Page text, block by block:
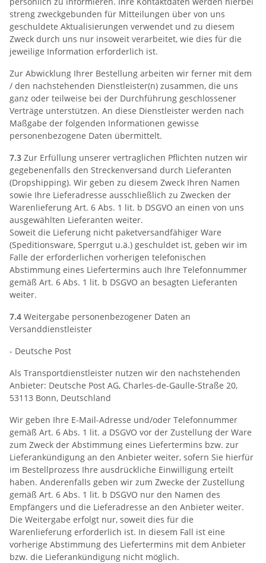
streng zweckgebunden für Mitteilungen über von uns
geschuldete Aktualisierungen verwendet und zu diesem
Zweck durch uns nur insoweit verarbeitet, wie dies für die
jeweilige Information erforderlich ist.
Zur Abwicklung Ihrer Bestellung arbeiten wir ferner mit dem
/ den nachstehenden Dienstleister(n) zusammen, die uns
ganz oder teilweise bei der Durchführung geschlossener
Verträge unterstützen. An diese Dienstleister werden nach
Maßgabe der folgenden Informationen gewisse
personenbezogene Daten übermittelt.
7.3 Zur Erfüllung unserer vertraglichen Pflichten nutzen wir
gegebenenfalls den Streckenversand durch Lieferanten
(Dropshipping). Wir geben zu diesem Zweck Ihren Namen
sowie Ihre Lieferadresse ausschließlich zu Zwecken der
Warenlieferung Art. 6 Abs. 1 lit. b DSGVO an einen von uns
ausgewählten Lieferanten weiter.
Soweit die Lieferung nicht paketversandfähiger Ware
(Speditionsware, Sperrgut u.ä.) geschuldet ist, geben wir im
Falle der erforderlichen vorherigen telefonischen
Abstimmung eines Liefertermins auch Ihre Telefonnummer
gemäß Art. 6 Abs. 1 lit. b DSGVO an besagten Lieferanten
weiter.
7.4 Weitergabe personenbezogener Daten an
Versanddienstleister
- Deutsche Post
Als Transportdienstleister nutzen wir den nachstehenden
Anbieter: Deutsche Post AG, Charles-de-Gaulle-Straße 20,
53113 Bonn, Deutschland
Wir geben Ihre E-Mail-Adresse und/oder Telefonnummer
gemäß Art. 6 Abs. 1 lit. a DSGVO vor der Zustellung der Ware
zum Zweck der Abstimmung eines Liefertermins bzw. zur
Lieferankündigung an den Anbieter weiter, sofern Sie hierfür
im Bestellprozess Ihre ausdrückliche Einwilligung erteilt
haben. Anderenfalls geben wir zum Zwecke der Zustellung
gemäß Art. 6 Abs. 1 lit. b DSGVO nur den Namen des
Empfängers und die Lieferadresse an den Anbieter weiter.
Die Weitergabe erfolgt nur, soweit dies für die
Warenlieferung erforderlich ist. In diesem Fall ist eine
vorherige Abstimmung des Liefertermins mit dem Anbieter
bzw. die Lieferankündigung nicht möglich.